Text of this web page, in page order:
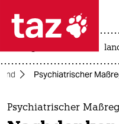
 taz
taz
themen
Psychiatrischer
Psychiatrischer